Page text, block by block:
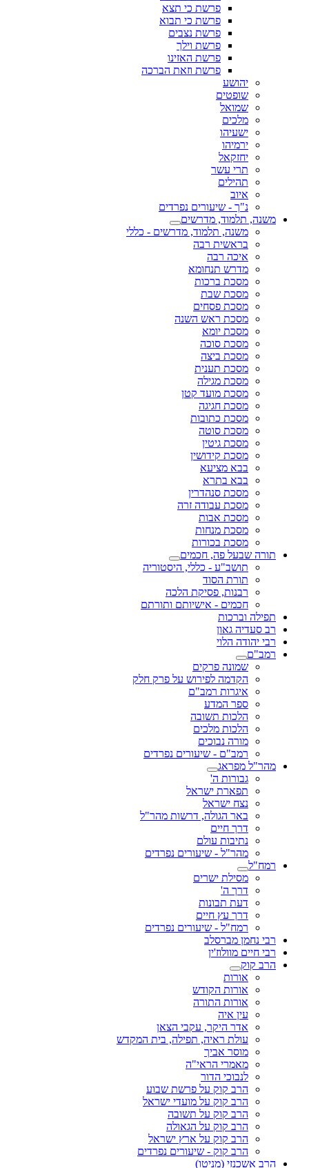
פרשת כי תצא
פרשת כי תבוא
פרשת נצבים
פרשת וילך
פרשת האזינו
פרשת וזאת הברכה
יהושע
שופטים
שמואל
מלכים
ישעיהו
ירמיהו
יחזקאל
תרי עשר
תהילים
איוב
נ"ך - שיעורים נפרדים
משנה, תלמוד, מדרשים
משנה, תלמוד, מדרשים - כללי
בראשית רבה
איכה רבה
מדרש תנחומא
מסכת ברכות
מסכת שבת
מסכת פסחים
מסכת ראש השנה
מסכת יומא
מסכת סוכה
מסכת ביצה
מסכת תענית
מסכת מגילה
מסכת מועד קטן
מסכת חגיגה
מסכת כתובות
מסכת סוטה
מסכת גיטין
מסכת קידושין
בבא מציעא
בבא בתרא
מסכת סנהדרין
מסכת עבודה זרה
מסכת אבות
מסכת מנחות
מסכת בכורות
תורה שבעל פה, חכמים
תושב"ע - כללי, היסטוריה
תורת הסוד
רבנות, פסיקת הלכה
חכמים - אישיותם ותורתם
תפילה וברכות
רב סעדיה גאון
רבי יהודה הלוי
רמב"ם
שמונה פרקים
הקדמה לפירוש על פרק חלק
איגרות רמב"ם
ספר המדע
הלכות תשובה
הלכות מלכים
מורה נבוכים
רמב"ם - שיעורים נפרדים
מהר"ל מפראג
גבורות ה'
תפארת ישראל
נצח ישראל
באר הגולה, דרשות מהר"ל
דרך חיים
נתיבות עולם
מהר"ל - שיעורים נפרדים
רמח"ל
מסילת ישרים
דרך ה'
דעת תבונות
דרך עץ חיים
רמח"ל - שיעורים נפרדים
רבי נחמן מברסלב
רבי חיים מוולוז'ין
הרב קוק
אורות
אורות הקודש
אורות התורה
עין איה
אדר היקר, עקבי הצאן
עולת ראיה, תפילה, בית המקדש
מוסר אביך
מאמרי הראי"ה
לנבוכי הדור
הרב קוק על פרשת שבוע
הרב קוק על מועדי ישראל
הרב קוק על תשובה
הרב קוק על הגאולה
הרב קוק על ארץ ישראל
הרב קוק - שיעורים נפרדים
הרב אשכנזי (מניטו)